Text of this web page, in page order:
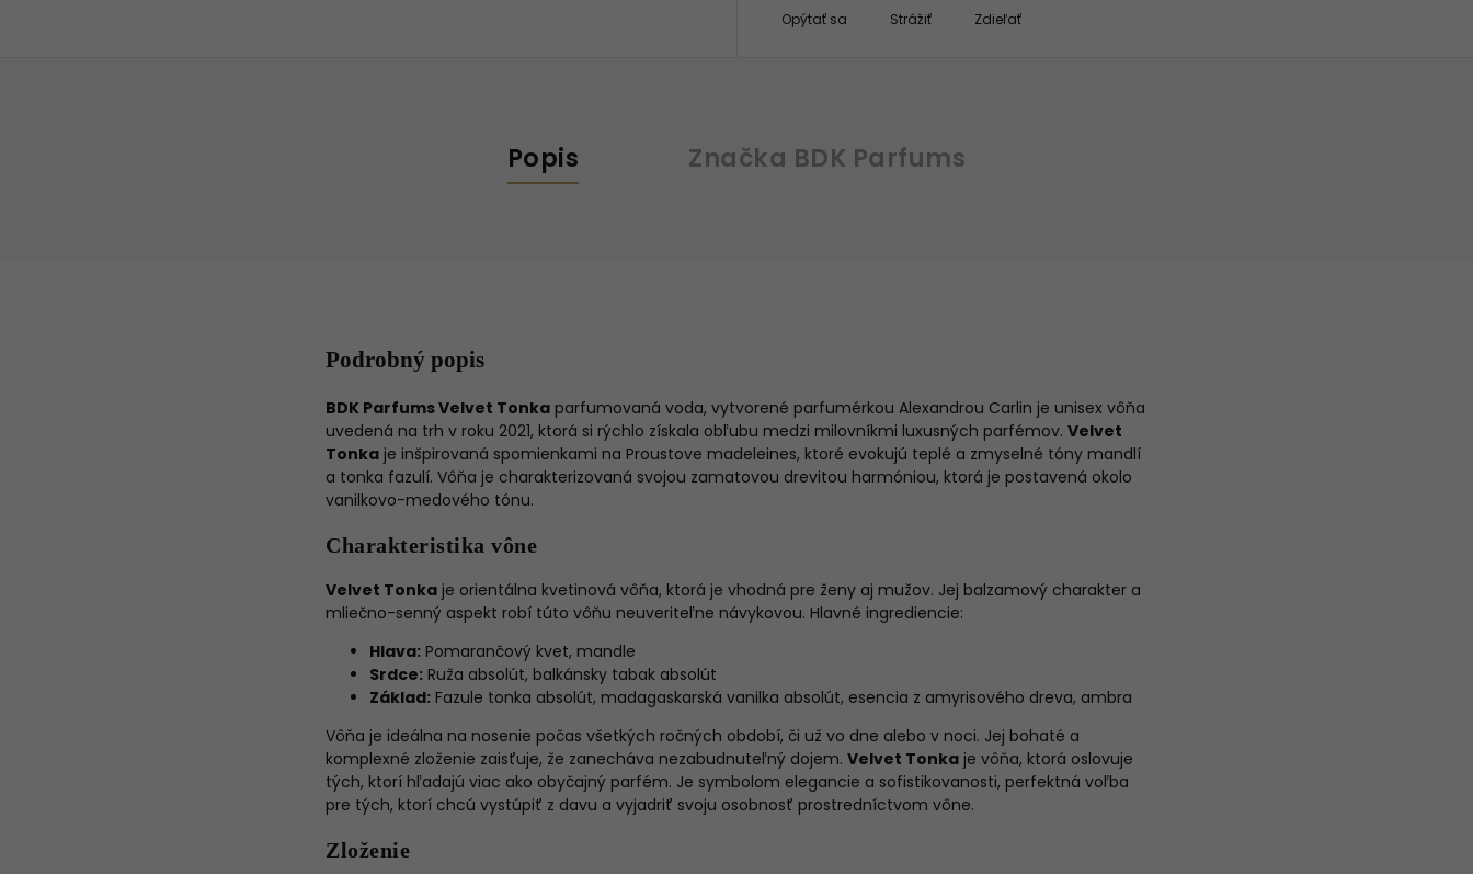
Opýtať sa Strážiť Zdieľať
Popis Značka BDK Parfums
Podrobný popis
BDK Parfums Velvet Tonka parfumovaná voda, vytvorené parfumérkou Alexandrou Carlin je unisex vôňa
uvedená na trh v roku 2021, ktorá si rýchlo získala obľubu medzi milovníkmi luxusných parfémov. Velvet
Tonka je inšpirovaná spomienkami na Proustove madeleines, ktoré evokujú teplé a zmyselné tóny mandlí
a tonka fazulí. Vôňa je charakterizovaná svojou zamatovou drevitou harmóniou, ktorá je postavená okolo
vanilkovo-medového tónu.
Charakteristika vône
Velvet Tonka je orientálna kvetinová vôňa, ktorá je vhodná pre ženy aj mužov. Jej balzamový charakter a
mliečno-senný aspekt robí túto vôňu neuveriteľne návykovou. Hlavné ingrediencie:
Hlava: Pomarančový kvet, mandle
Srdce: Ruža absolút, balkánsky tabak absolút
Základ: Fazule tonka absolút, madagaskarská vanilka absolút, esencia z amyrisového dreva, ambra
Vôňa je ideálna na nosenie počas všetkých ročných období, či už vo dne alebo v noci. Jej bohaté a
komplexné zloženie zaisťuje, že zanecháva nezabudnuteľný dojem. Velvet Tonka je vôňa, ktorá oslovuje
tých, ktorí hľadajú viac ako obyčajný parfém. Je symbolom elegancie a sofistikovanosti, perfektná voľba
pre tých, ktorí chcú vystúpiť z davu a vyjadriť svoju osobnosť prostredníctvom vône.
Zloženie